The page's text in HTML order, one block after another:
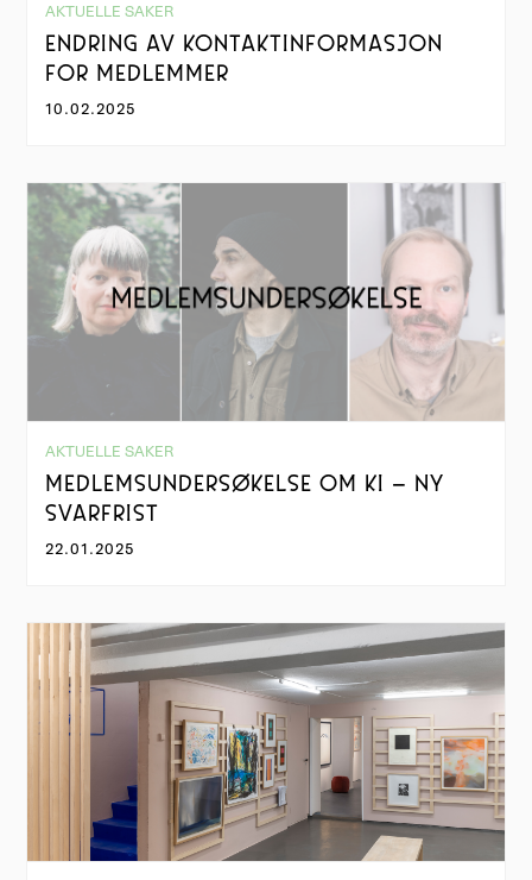
AKTUELLE SAKER
ENDRING AV KONTAKTINFORMASJON
FOR MEDLEMMER
10.02.2025
AKTUELLE SAKER
MEDLEMSUNDERSØKELSE OM KI – NY
SVARFRIST
22.01.2025